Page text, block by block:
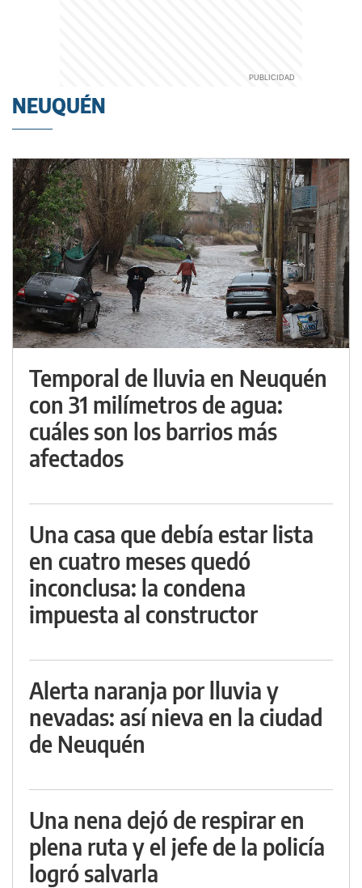
NEUQUÉN
Temporal de lluvia en Neuquén
con 31 milímetros de agua:
cuáles son los barrios más
afectados
Una casa que debía estar lista
en cuatro meses quedó
inconclusa: la condena
impuesta al constructor
Alerta naranja por lluvia y
nevadas: así nieva en la ciudad
de Neuquén
Una nena dejó de respirar en
plena ruta y el jefe de la policía
logró salvarla